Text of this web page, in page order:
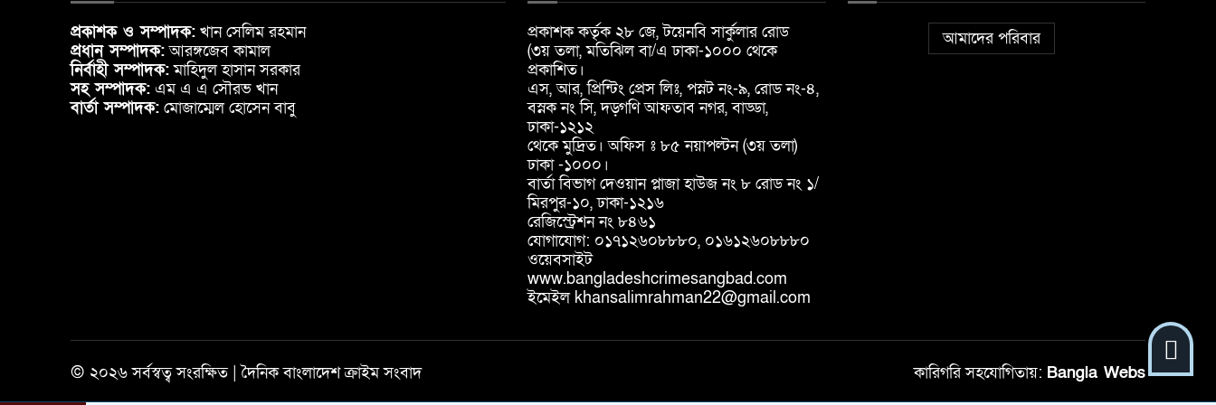
প্রকাশক ও সম্পাদক: খান সেলিম রহমান
প্রধান সম্পাদক:আরঙ্গজেব কামাল
নির্বাহী সম্পাদক:মাহিদুল হাসান সরকার
সহ সম্পাদক: এম এ এ সৌরভ খান
বার্তা সম্পাদক: মোজাম্মেল হোসেন বাবু
প্রকাশক কর্তৃক ২৮ জে, টয়েনবি সার্কুলার রোড
(৩য় তলা, মতিঝিল বা/এ ঢাকা-১০০০ থেকে
প্রকাশিত।
এস, আর, প্রিন্টিং প্রেস লিঃ, পস্নট নং-৯, রোড নং-৪,
বস্নক নং সি, দড়্গণি আফতাব নগর, বাড্ডা,
ঢাকা-১২১২
থেকে মুদ্রিত। অফিস ঃ ৮৫ নয়াপল্টন (৩য় তলা)
ঢাকা -১০০০।
বার্তা বিভাগ দেওয়ান প্লাজা হাউজ নং ৮ রোড নং ১/
মিরপুর-১০, ঢাকা-১২১৬
রেজিস্ট্রেশন নং ৮৪৬১
যোগাযোগ: ০১৭১২৬০৮৮৮০, ০১৬১২৬০৮৮৮০
ওয়েবসাইট
www.bangladeshcrimesangbad.com
ইমেইল khansalimrahman22@gmail.com
আমাদের পরিবার
© ২০২৬ সর্বস্বত্ব সংরক্ষিত | দৈনিক বাংলাদেশ ক্রাইম সংবাদ কারিগরি সহযোগিতায়: Bangla Webs